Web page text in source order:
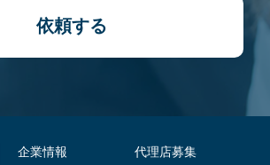
依頼する
企業情報 代理店募集